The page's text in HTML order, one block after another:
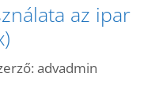
az ipar
advadmin